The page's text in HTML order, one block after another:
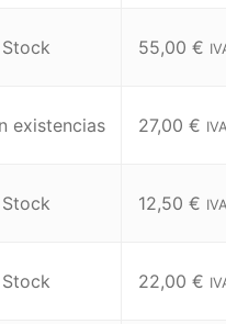
Stock 55,00 €
existencias 27,00 €
Stock 12,50 €
Stock 22,00 €